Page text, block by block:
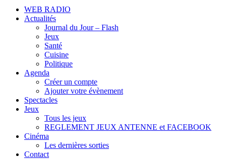
WEB RADIO
Actualités
Journal du Jour – Flash
Jeux
Santé
Cuisine
Politique
Agenda
Créer un compte
Ajouter votre évènement
Spectacles
Jeux
Tous les jeux
REGLEMENT JEUX ANTENNE et FACEBOOK
Cinéma
Les dernières sorties
Contact